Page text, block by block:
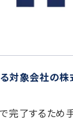
対象会社の株
完了するた